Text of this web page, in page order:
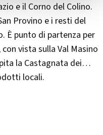
e il Corno del Colino.
Provino e i resti del
È punto di partenza per
vista sulla Val Masino
la Castagnata dei
locali.